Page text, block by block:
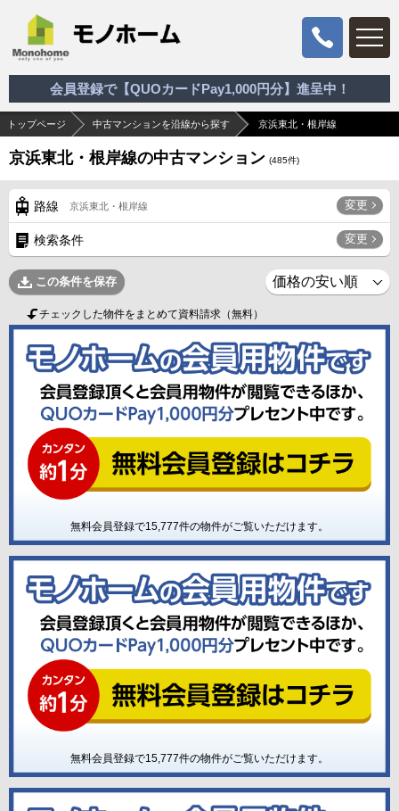
会員登録で【QUOカードPay1,000円分】進呈中！
トップページ 中古マンションを沿線から探す 京浜東北・根岸線
京浜東北・根岸線の中古マンション (485件)
路線 京浜東北・根岸線 変更
検索条件 変更
この条件を保存
チェックした物件をまとめて資料請求（無料）
無料会員登録で15,777件の物件がご覧いただけます。
無料会員登録で15,777件の物件がご覧いただけます。